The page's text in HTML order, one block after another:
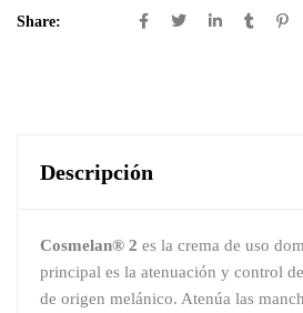
Share:
Descripción
Cosmelan® 2 es la crema de uso
principal es la atenuación y control
de origen melánico. Atenúa las